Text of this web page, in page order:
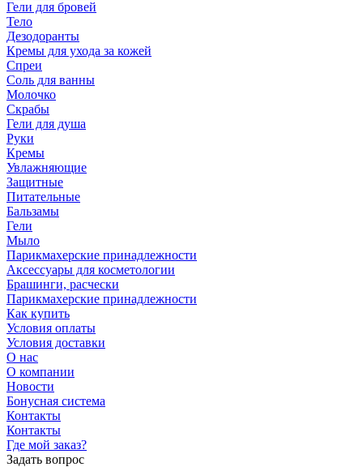
Гели для бровей
Тело
Дезодоранты
Кремы для ухода за кожей
Спреи
Соль для ванны
Молочко
Скрабы
Гели для душа
Руки
Кремы
Увлажняющие
Защитные
Питательные
Бальзамы
Гели
Мыло
Парикмахерские принадлежности
Аксессуары для косметологии
Брашинги, расчески
Парикмахерские принадлежности
Как купить
Условия оплаты
Условия доставки
О нас
О компании
Новости
Бонусная система
Контакты
Контакты
Где мой заказ?
Задать вопрос